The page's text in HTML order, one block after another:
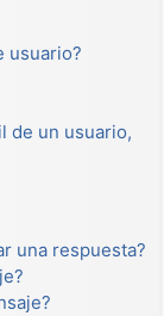
usuario?
de un usuario,
una respuesta?